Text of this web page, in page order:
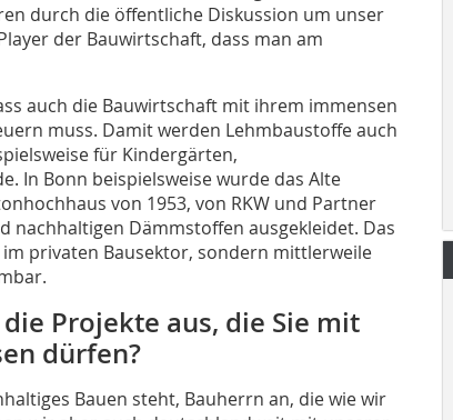
durch die öffentliche Diskussion um unser
der Bauwirtschaft, dass man am
auch die Bauwirtschaft mit ihrem immensen
muss. Damit werden Lehmbaustoffe auch
für Kindergärten,
In Bonn beispielsweise wurde das Alte
von 1953, von RKW und Partner
Dämmstoffen ausgekleidet. Das
privaten Bausektor, sondern mittlerweile
Projekte aus, die Sie mit
dürfen?
Bauen steht, Bauherrn an, die wie wir